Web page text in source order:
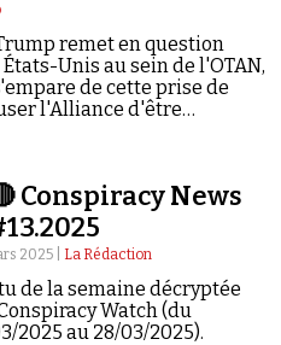
presseremet en question
Unis au sein de l'OTAN,
de cette prise de
l'Alliance d'être
Conspiracy News
2025 | La Rédaction
de la semaine décryptée
Watch (du
2025 au 28/03/2025).